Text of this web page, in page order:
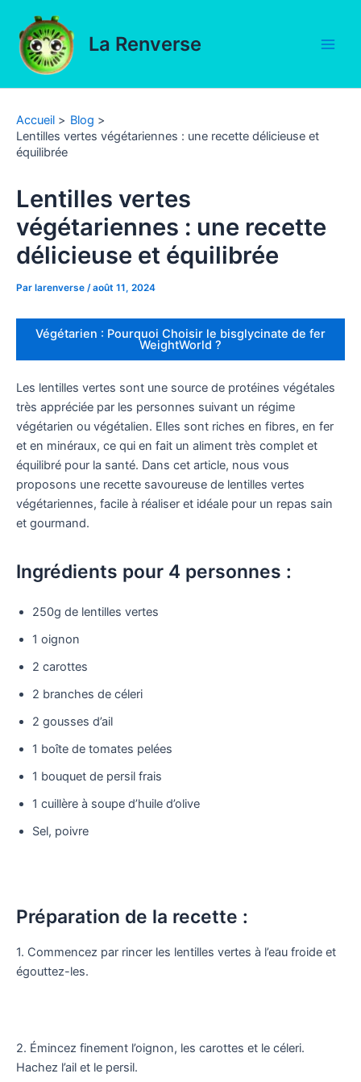
contenu
La Renverse
Accueil
Blog
Lentilles vertes végétariennes : une recette délicieuse et
équilibrée
Lentilles vertes
végétariennes : une recette
délicieuse et équilibrée
Par larenverse /août 11, 2024
Végétarien : Pourquoi Choisir le bisglycinate de fer
WeightWorld ?
Les lentilles vertes sont une source de protéines végétales
très appréciée par les personnes suivant un régime
végétarien ou végétalien. Elles sont riches en fibres, en fer
et en minéraux, ce qui en fait un aliment très complet et
équilibré pour la santé. Dans cet article, nous vous
proposons une recette savoureuse de lentilles vertes
végétariennes, facile à réaliser et idéale pour un repas sain
et gourmand.
Ingrédients pour 4 personnes :
250g de lentilles vertes
1 oignon
2 carottes
2 branches de céleri
2 gousses d’ail
1 boîte de tomates pelées
1 bouquet de persil frais
1 cuillère à soupe d’huile d’olive
Sel, poivre
Préparation de la recette :
1. Commencez par rincer les lentilles vertes à l’eau froide et
égouttez-les.
2. Émincez finement l’oignon, les carottes et le céleri.
Hachez l’ail et le persil.